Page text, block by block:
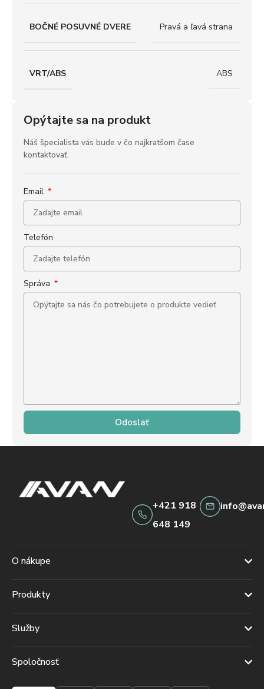
BOČNÉ POSUVNÉ DVERE Pravá a ľavá strana
VRT/ABS ABS
Opýtajte sa na produkt
Náš špecialista vás bude v čo najkratšom čase
kontaktovať.
Email
Telefón
Správa
Odoslať
+421 918
648 149
O nákupe
Produkty
Služby
Spoločnosť